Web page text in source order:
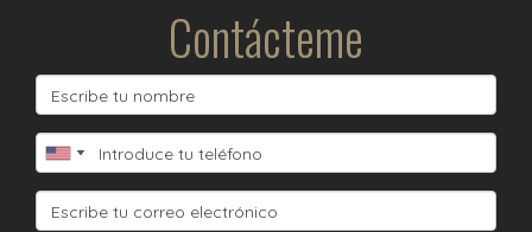
Contácteme